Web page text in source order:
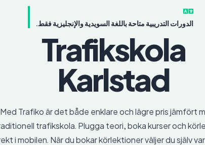
الدورات التدريبية متاحة باللغة السويدية والإنجليزية فقط.
Trafikskola
Karlstad
Med Trafiko är det både enklare och lägre pris jämfört
trafikskola. Plugga teori, boka kurser och
i mobilen. När du bokar körlektioner väljer du själv